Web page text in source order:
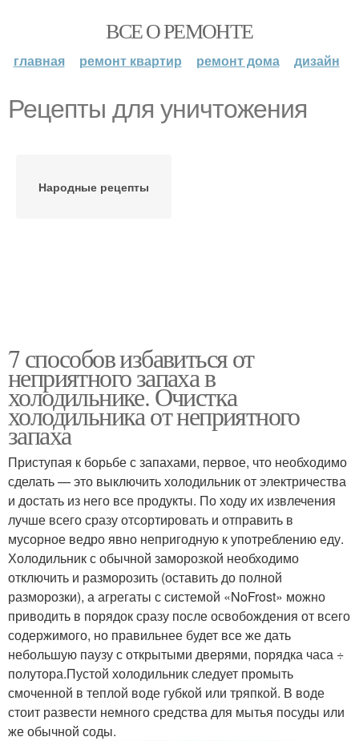
ВСЕ О РЕМОНТЕ
главная ремонт квартир ремонт дома дизайн
Рецепты для уничтожения
Народные рецепты
7 способов избавиться от
неприятного запаха в
холодильнике. Очистка
холодильника от неприятного
запаха
Приступая к борьбе с запахами, первое, что необходимо
сделать — это выключить холодильник от электричества
и достать из него все продукты. По ходу их извлечения
лучше всего сразу отсортировать и отправить в
мусорное ведро явно непригодную к употреблению еду.
Холодильник с обычной заморозкой необходимо
отключить и разморозить (оставить до полной
разморозки), а агрегаты с системой «NoFrost» можно
приводить в порядок сразу после освобождения от всего
содержимого, но правильнее будет все же дать
небольшую паузу с открытыми дверями, порядка часа ÷
полутора.Пустой холодильник следует промыть
смоченной в теплой воде губкой или тряпкой. В воде
стоит развести немного средства для мытья посуды или
же обычной соды.